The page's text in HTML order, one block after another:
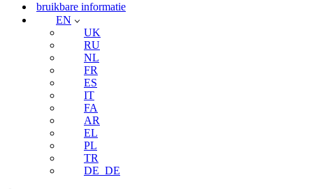
bruikbare informatie
EN
UK
RU
NL
FR
ES
IT
FA
AR
EL
PL
TR
DE_DE